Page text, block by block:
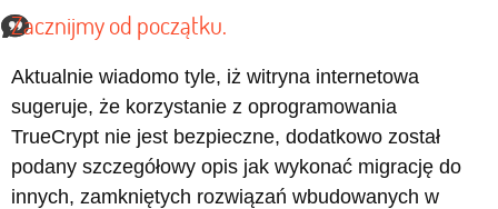
Zacznijmy od początku.
Aktualnie wiadomo tyle, iż witryna internetowa
sugeruje, że korzystanie z oprogramowania
TrueCrypt nie jest bezpieczne, dodatkowo został
podany szczegółowy opis jak wykonać migrację do
innych, zamkniętych rozwiązań wbudowanych w